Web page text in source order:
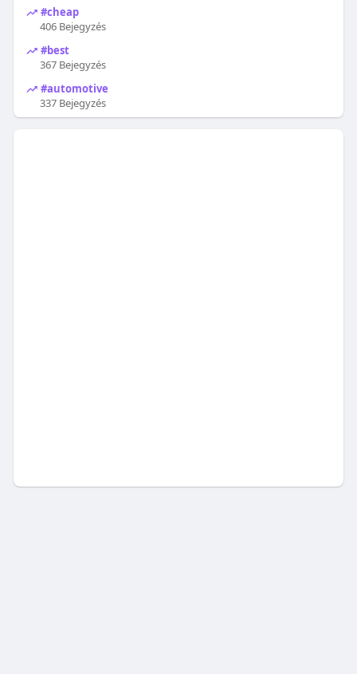
#cheap
406 Bejegyzés
#best
367 Bejegyzés
#automotive
337 Bejegyzés